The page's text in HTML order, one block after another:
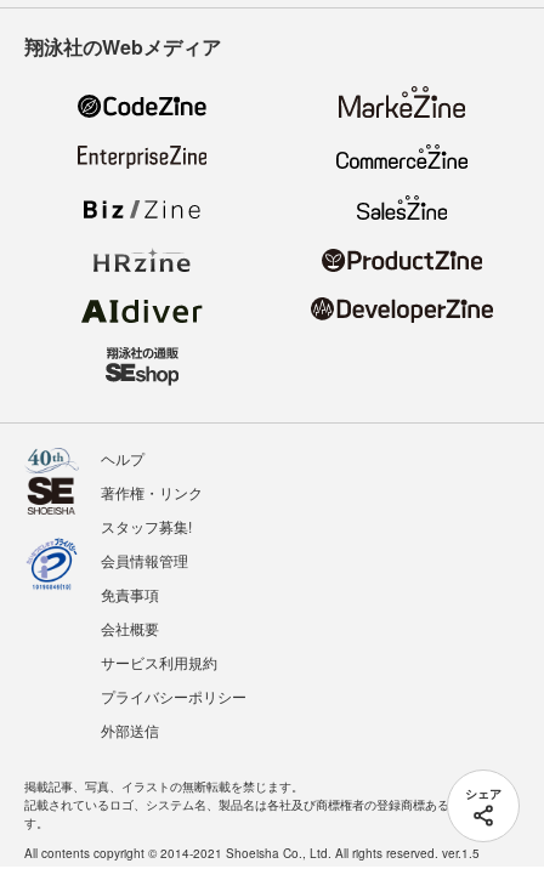
シェア
翔泳社のWebメディア
ヘルプ
著作権・リンク
スタッフ募集!
会員情報管理
免責事項
会社概要
サービス利用規約
プライバシーポリシー
外部送信
掲載記事、写真、イラストの無断転載を禁じます。
記載されているロゴ、システム名、製品名は各社及び商標権者の登録商標あるいは商標で
す。
All contents copyright © 2014-2021 Shoeisha Co., Ltd. All rights reserved. ver.1.5